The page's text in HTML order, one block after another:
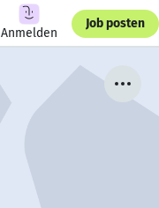
Anmelden
Job posten